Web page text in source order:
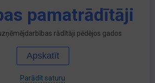
pamatrādītāji
rādītāji pēdējos gados
Apskatīt
Parādīt saturu